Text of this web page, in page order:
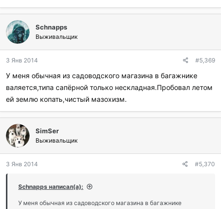
Schnapps
Выживальщик
3 Янв 2014 #5,369
У меня обычная из садоводского магазина в багажнике
валяется,типа сапёрной только нескладная.Пробовал летом
ей землю копать,чистый мазохизм.
SimSer
Выживальщик
3 Янв 2014 #5,370
Schnapps написал(а):
У меня обычная из садоводского магазина в багажнике